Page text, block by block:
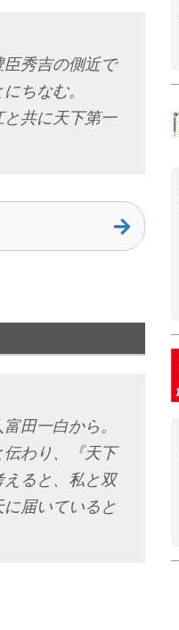
秀吉の側近で
ちなむ。
共に天下第一
田一白から。
わり、『天下
ると、私と双
届いていると